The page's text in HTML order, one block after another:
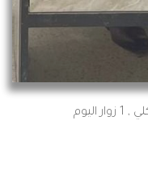
, 1 زوار اليوم